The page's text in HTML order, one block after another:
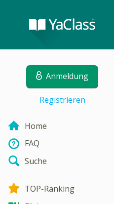
Anmeldung
Registrieren
Home
FAQ
Suche
TOP-Ranking